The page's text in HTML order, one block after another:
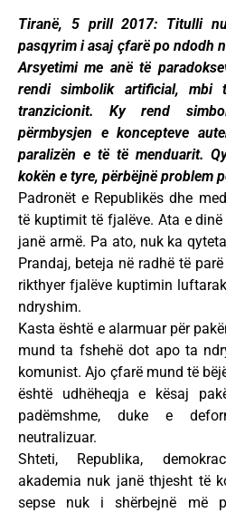
Tiranë, 5 prill 2017: Titulli
pasqyrim i asaj çfarë po ndodh
Arsyetimi me anë të
rendi simbolik artificial,
tranzicionit. Ky rend
përmbysjen e koncepteve
paralizën e të të menduarit.
kokën e tyre, përbëjnë problem
Padronët e Republikës dhe
të kuptimit të fjalëve. Ata e
janë armë. Pa ato, nuk ka
Prandaj, beteja në radhë të
rikthyer fjalëve kuptimin
ndryshim.
Kasta është e alarmuar për
mund ta fshehë dot apo ta
komunist. Ajo çfarë mund të
është udhëheqja e kësaj
padëmshme, duke e
neutralizuar.
Shteti, Republika,
akademia nuk janë thjesht të
sepse nuk i shërbejnë më